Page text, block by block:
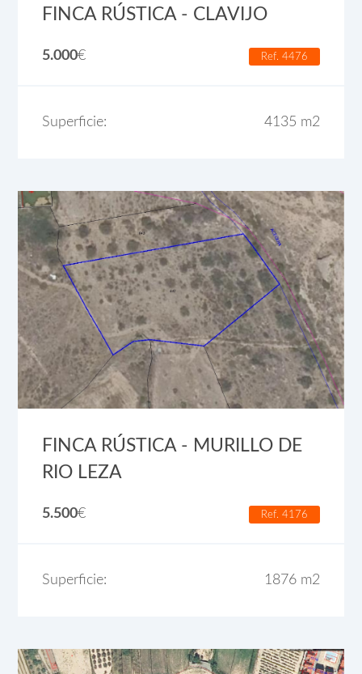
FINCA RÚSTICA - CLAVIJO
5.000€ Ref. 4476
Superficie: 4135 m2
FINCA RÚSTICA - MURILLO DE
RIO LEZA
5.500€ Ref. 4176
Superficie: 1876 m2